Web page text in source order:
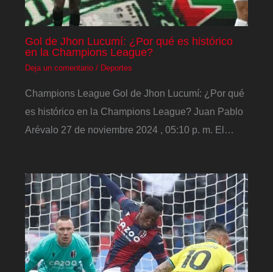
Gol de Jhon Lucumí: ¿Por qué es histórico
en la Champions League?
Deja un comentario / Deportes
Champions League Gol de Jhon Lucumí: ¿Por qué
es histórico en la Champions League? Juan Pablo
Arévalo 27 de noviembre 2024 , 05:10 p. m. El…